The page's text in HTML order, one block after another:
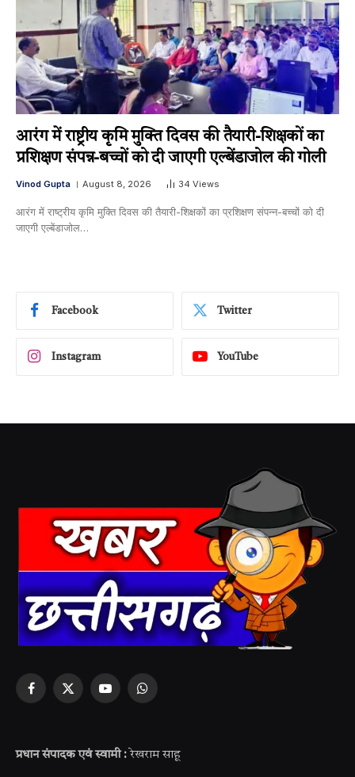
आरंग में राष्ट्रीय कृमि मुक्ति दिवस की तैयारी-शिक्षकों का
प्रशिक्षण संपन्न-बच्चों को दी जाएगी एल्बेंडाजोल की गोली
Vinod Gupta August 8, 2026 34 Views
आरंग में राष्ट्रीय कृमि मुक्ति दिवस की तैयारी-शिक्षकों का प्रशिक्षण संपन्न-बच्चों को दी
जाएगी एल्बेंडाजोल…
Facebook Twitter
Instagram YouTube
Facebook
X
YouTubeWhatsApp
प्रधान संपादक एवं स्वामी : रेखराम साहू